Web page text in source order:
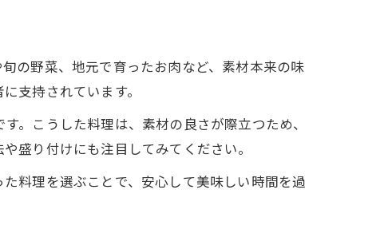
の野菜、地元で育ったお肉など、素材本来の味
支持されています。
。こうした料理は、素材の良さが際立つため、
盛り付けにも注目してみてください。
料理を選ぶことで、安心して美味しい時間を過